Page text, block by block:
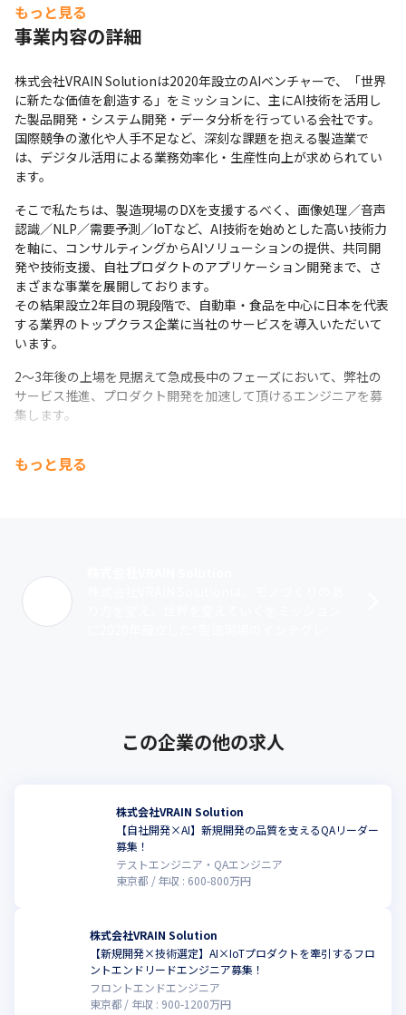
もっと見る
事業内容の詳細
株式会社VRAIN Solutionは2020年設立のAIベンチャーで、「世界
に新たな価値を創造する」をミッションに、主にAI技術を活用し
た製品開発・システム開発・データ分析を行っている会社です。
国際競争の激化や人手不足など、深刻な課題を抱える製造業で
は、デジタル活用による業務効率化・生産性向上が求められてい
ます。
そこで私たちは、製造現場のDXを支援するべく、画像処理／音声
認識／NLP／需要予測／IoTなど、AI技術を始めとした高い技術力
を軸に、コンサルティングからAIソリューションの提供、共同開
発や技術支援、自社プロダクトのアプリケーション開発まで、さ
まざまな事業を展開しております。
その結果設立2年目の現段階で、自動車・食品を中心に日本を代表
する業界のトップクラス企業に当社のサービスを導入いただいて
います。
2～3年後の上場を見据えて急成長中のフェーズにおいて、弊社の
サービス推進、プロダクト開発を加速して頂けるエンジニアを募
集します。
もっと見る
この企業の他の求人
株式会社VRAIN Solution
【自社開発×AI】新規開発の品質を支えるQAリーダー
募集！
テストエンジニア・QAエンジニア
東京都
年収 : 600-800万円
株式会社VRAIN Solution
【新規開発×技術選定】AI×IoTプロダクトを牽引するフロ
ントエンドリードエンジニア募集！
フロントエンドエンジニア
東京都
年収 : 900-1200万円